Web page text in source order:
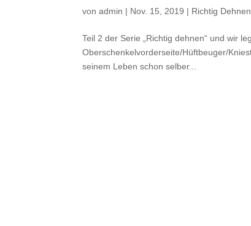
vonadmin | Nov. 15, 2019 | Richtig Dehnen
Teil 2 der Serie „Richtig dehnen“ und wir
Oberschenkelvorderseite/Hüftbeuger/
seinem Leben schon selber...